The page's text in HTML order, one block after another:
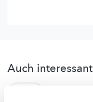
Auch interessant